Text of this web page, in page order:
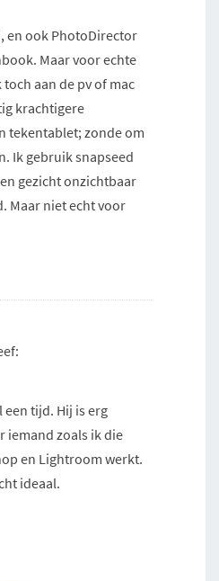
en ook PhotoDirector
Maar voor echte
aan de pv of mac
krachtigere
tekentablet; zonde om
Ik gebruik snapseed
gezicht onzichtbaar
Maar niet echt voor
een tijd. Hij is erg
iemand zoals ik die
en Lightroom werkt.
ideaal.